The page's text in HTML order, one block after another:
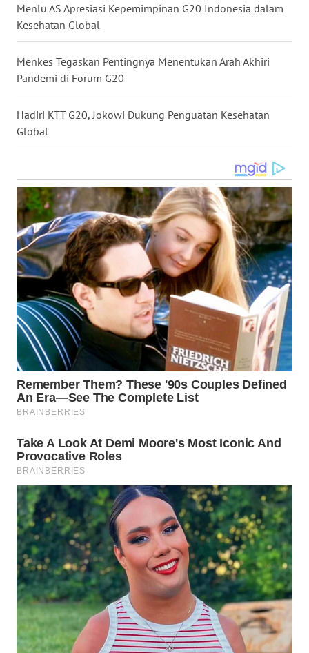
Menlu AS Apresiasi Kepemimpinan G20 Indonesia dalam
Kesehatan Global
Menkes Tegaskan Pentingnya Menentukan Arah Akhiri
Pandemi di Forum G20
Hadiri KTT G20, Jokowi Dukung Penguatan Kesehatan
Global
NUSANTARA
WN
JOGJA
WN
JATIM
BALI
WN
KALBAR
WN
KALTENG
WN
KALTARA
WN
KALSEL
KALTIM
WN
SULSEL
WN
GORONTALO
WN
SULUT
WN
MALUKU